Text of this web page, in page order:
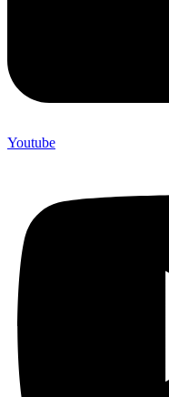
Youtube